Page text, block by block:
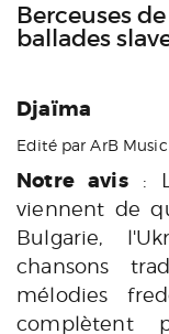
Berceuses
ballades
Djaïma
Edité par ArB Music
Notre avis:
viennent de
Bulgarie,
chansons
mélodies
complètent